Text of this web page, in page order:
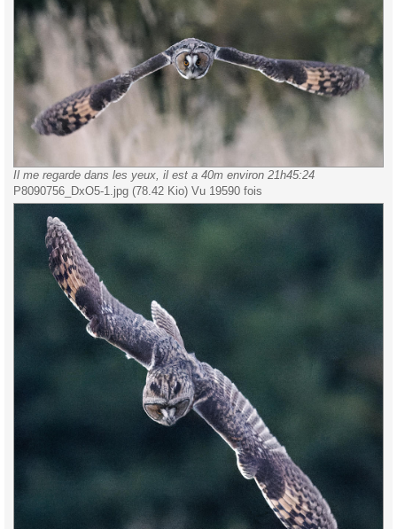
Il me regarde dans les yeux, il est a 40m environ 21h45:24
P8090756_DxO5-1.jpg (78.42 Kio) Vu 19590 fois